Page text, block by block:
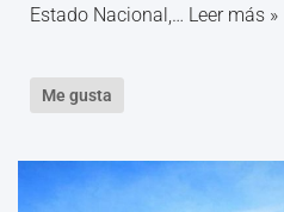
Estado Nacional,… Leer más »
Me gusta